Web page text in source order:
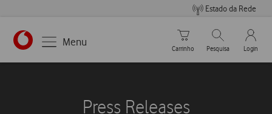
Estado da Rede
https://www.vodafone.pt
Menu
Carrinho de compras
Carrinho
Pesquisar
Pesquisa
My
Login
Press Releases